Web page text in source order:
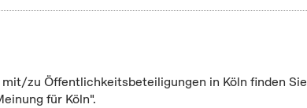
zu Öffentlichkeitsbeteiligungen in Köln finden
für Köln".